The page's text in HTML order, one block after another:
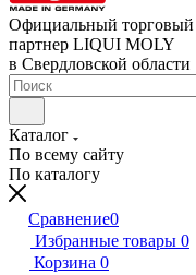
Официальный торговый
партнер LIQUI MOLY
в Свердловской области
Каталог
По всему сайту
По каталогу
Сравнение0
Избранные товары 0
Корзина 0